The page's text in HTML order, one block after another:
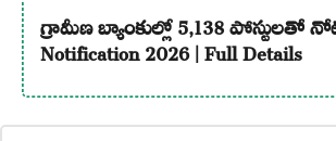
గ్రామీణ బ్యాంకుల్లో 5,138 పోస్టులతో
Notification 2026 | Full Details